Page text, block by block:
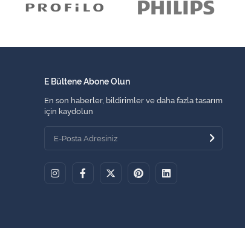
E Bültene Abone Olun
En son haberler, bildirimler ve daha fazla tasarım
için kaydolun